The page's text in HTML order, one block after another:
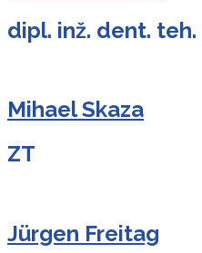
dipl. inž. dent. teh.
Mihael Skaza
ZT
Jürgen Freitag